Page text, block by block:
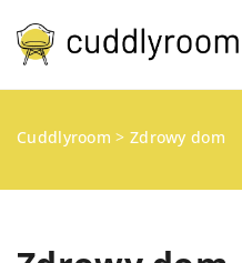
Cuddlyroom > Zdrowy dom